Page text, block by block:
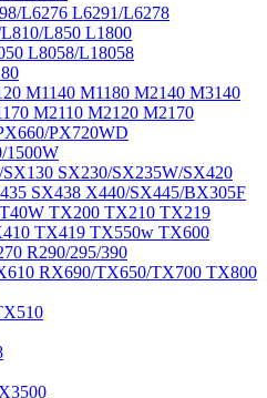
L6276 L6291/L6278
L850 L1800
L8058/L18058
M1140 M1180 M2140 M3140
M2110 M2120 M2170
PX720WD
1500W
SX130 SX230/SX235W/SX420
SX438 X440/SX445/BX305F
TX200 TX210 TX219
TX419 TX550w TX600
R290/295/390
RX690/TX650/TX700 TX800